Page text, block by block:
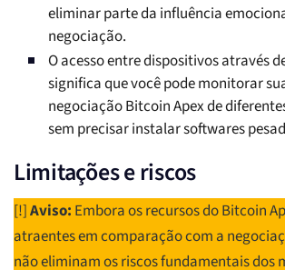
eliminar parte da influência
negociação.
O acesso entre dispositivos através
significa que você pode monitorar
negociação Bitcoin Apex de
sem precisar instalar softwares
Limitações e riscos
[!]Aviso: Embora os recursos do Bitcoin
atraentes em comparação com a
não eliminam os riscos fundamentais dos